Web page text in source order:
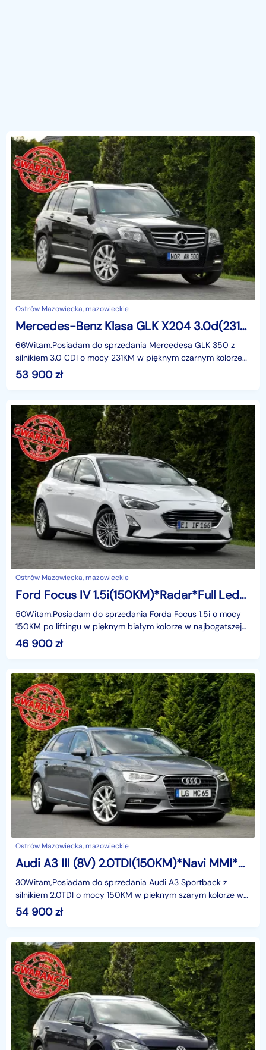
Ostrów Mazowiecka, mazowieckie
Mercedes-Benz Klasa GLK X204 3.0d(231KM)*Led*Xenon*Navi*Skóry*Panorama*El.Fotele*El.Klapa*Alu19"A
66Witam.Posiadam do sprzedania Mercedesa GLK 350 z
silnikiem 3.0 CDI o mocy 231KM w pięknym czarnym kolorze
w najbogatszej wersji wyposażenia AVANTGARDE i z rew
53 900zł
Ostrów Mazowiecka, mazowieckie
Ford Focus IV 1.5i(150KM)*Radar*Full Led*Navi*Kamera*Skóry*HeadUp*Panorama*Alu17"A
50Witam.Posiadam do sprzedania Forda Focus 1.5i o mocy
150KM po liftingu w pięknym białym kolorze w najbogatszej
wersji wyposażenia i z rewelacyjnym silnikiem.
46 900zł
Ostrów Mazowiecka, mazowieckie
Audi A3 III (8V) 2.0TDI(150KM)*Navi MMI*Bi-Xenon*Led*Klimatronik*Skóry*Chrom*Alu17"AS
30Witam,Posiadam do sprzedania Audi A3 Sportback z
silnikiem 2.0TDI o mocy 150KM w pięknym szarym kolorze w
bogatej wersji wyposażenia i z rewelacyjnym Silnikie
54 900zł